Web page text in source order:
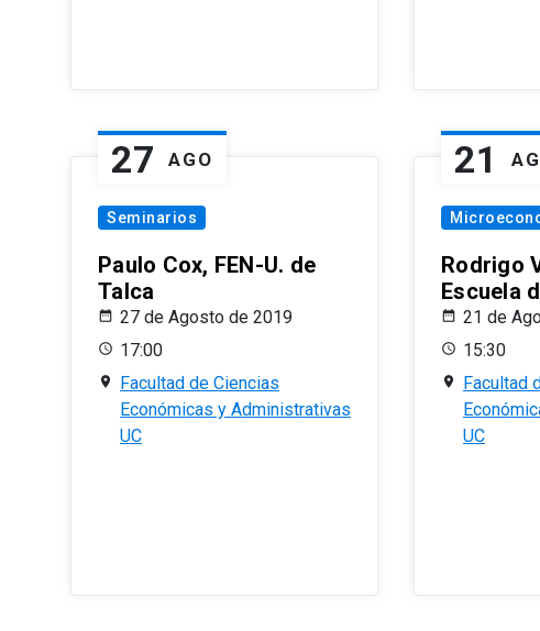
27 AGO
Seminarios
Paulo Cox, FEN-U. de
Talca
27 de Agosto de 2019
17:00
Facultad de Ciencias
Económicas y Administrativas
UC
21
Rodrigo
Escuela
21 de
15:30
Facultad
UC